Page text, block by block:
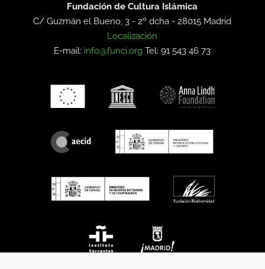
Fundación de Cultura Islámica
C/ Guzmán el Bueno, 3 - 2º dcha -28015 Madrid
Localización
E-mail: info@funci.org Tel: 91 543 46 73